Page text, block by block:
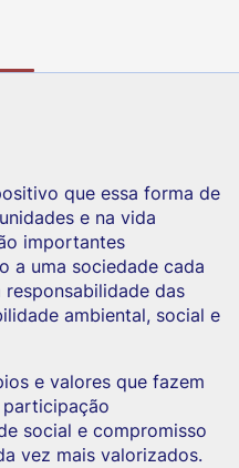
que essa forma de
e na vida
importantes
a uma sociedade cada
das
ambiental, social e
e valores que fazem
social e compromisso
vez mais valorizados.